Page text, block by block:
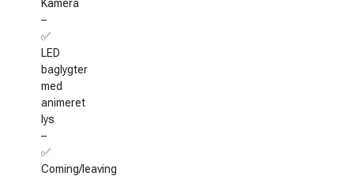
Kamera
–
✅
LED
baglygter
med
animeret
lys
–
✅
Coming/leaving